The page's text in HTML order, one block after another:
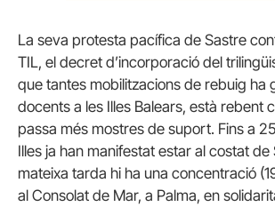
La seva protesta pacífica de Sastre
TIL, el decret d’incorporació del
que tantes mobilitzacions de rebuig ha
docents a les Illes Balears, està rebent
passa més mostres de suport. Fins a
Illes ja han manifestat estar al costat de
mateixa tarda hi ha una concentració
al Consolat de Mar, a Palma, en